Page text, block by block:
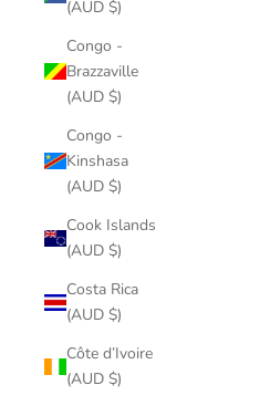
(AUD $)
Congo -
Brazzaville
(AUD $)
Congo -
Kinshasa
(AUD $)
Cook Islands
(AUD $)
Costa Rica
(AUD $)
Côte d’Ivoire
(AUD $)